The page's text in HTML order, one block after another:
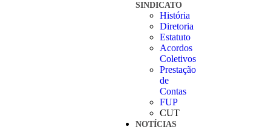
SINDICATO
História
Diretoria
Estatuto
Acordos
Coletivos
Prestação
de
Contas
FUP
CUT
NOTÍCIAS